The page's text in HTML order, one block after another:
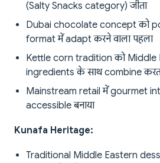
(Salty Snacks category) जीता
Dubai chocolate concept को
format में adapt करने वाला पहला
Kettle corn tradition को Middle
ingredients के साथ combine
Mainstream retail में gourmet
accessible बनाया
Kunafa Heritage:
Traditional Middle Eastern